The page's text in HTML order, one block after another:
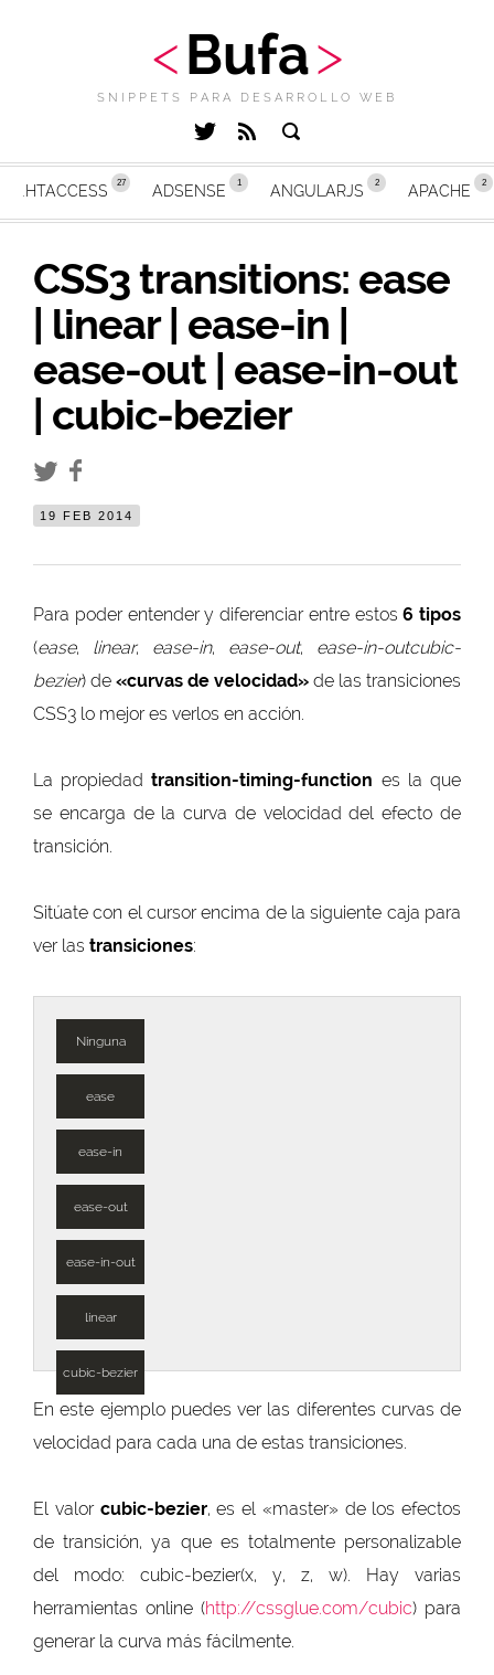
Bufa
SNIPPETS PARA DESARROLLO WEB
.HTACCESS ADSENSE ANGULARJS APACHE
CSS3 transitions: ease
| linear | ease-in |
ease-out | ease-in-out
| cubic-bezier
19 FEB 2014
Para poder entender y diferenciar entre estos6 tipos
(ease, linear, ease-in, ease-out, ease-in-outcubic-
bezier) de «curvas de velocidad» de las transiciones
CSS3 lo mejor es verlos en acción.
La propiedadtransition-timing-function es la que
se encarga de la curva de velocidad del efecto de
transición.
Sitúate con el cursor encima de la siguiente caja para
ver las transiciones:
Ninguna
ease
ease-in
ease-out
ease-in-out
linear
cubic-bezier
En este ejemplo puedes ver las diferentes curvas de
velocidad para cada una de estas transiciones.
El valor cubic-bezier, es el «master» de los efectos
de transición, ya que es totalmente personalizable
del modo: cubic-bezier(x, y, z, w). Hay varias
herramientas online (http://cssglue.com/cubic) para
generar la curva más fácilmente.